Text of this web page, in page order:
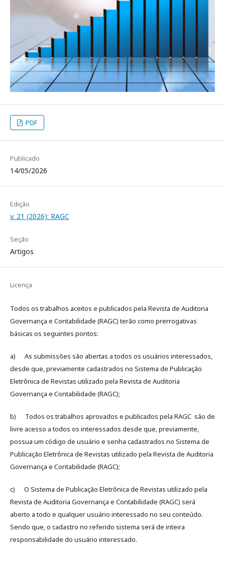
PDF
Publicado
14/05/2026
Edição
v. 21 (2026): RAGC
Seção
Artigos
Licença
Todos os trabalhos aceitos e publicados pela Revista de Auditoria
Governança e Contabilidade (RAGC) terão como prerrogativas
básicas os seguintes pontos:
a) As submissões são abertas a todos os usuários interessados,
desde que, previamente cadastrados no Sistema de Publicação
Eletrônica de Revistas utilizado pela Revista de Auditoria
Governança e Contabilidade (RAGC);
b) Todos os trabalhos aprovados e publicados pela RAGC são de
livre acesso a todos os interessados desde que, previamente,
possua um código de usuário e senha cadastrados no Sistema de
Publicação Eletrônica de Revistas utilizado pela Revista de Auditoria
Governança e Contabilidade (RAGC);
c) O Sistema de Publicação Eletrônica de Revistas utilizado pela
Revista de Auditoria Governança e Contabilidade (RAGC) será
aberto a todo e qualquer usuário interessado no seu conteúdo.
Sendo que, o cadastro no referido sistema será de inteira
responsabilidade do usuário interessado.